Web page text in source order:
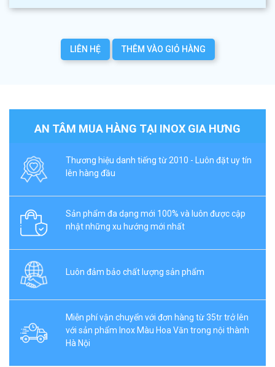
LIÊN HỆ THÊM VÀO GIỎ HÀNG
AN TÂM MUA HÀNG TẠI INOX GIA HƯNG
Thương hiệu danh tiếng từ 2010 - Luôn đặt uy tín
lên hàng đầu
Sản phẩm đa dạng mới 100% và luôn được cập
nhật những xu hướng mới nhất
Luôn đảm bảo chất lượng sản phẩm
Miễn phí vận chuyển với đơn hàng từ 35tr trở lên
với sản phẩm Inox Màu Hoa Văn trong nội thành
Hà Nội